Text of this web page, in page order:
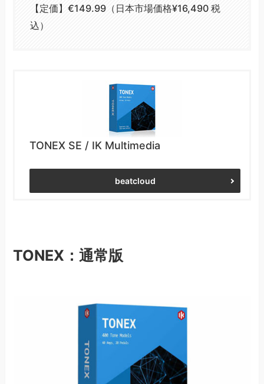
【定価】€149.99（日本市場価格¥16,490 税
込）
TONEX SE / IK Multimedia
beatcloud
TONEX：通常版